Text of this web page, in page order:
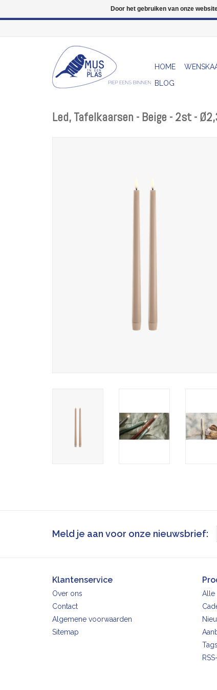
HOME
BLOG
Led, Tafelkaarsen - Beige - 2st -
Meld je aan voor onze nieuwsbrief:
Klantenservice
Over ons
Contact
Algemene voorwaarden
Sitemap
Alle
Tags
Door het gebruiken van onze